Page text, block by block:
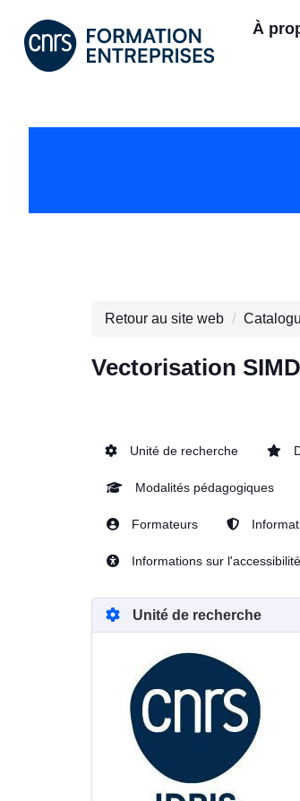
À
Retour au site web
Vectorisation SIMD
Unité de recherche
Modalités pédagogiques
Formateurs
Informations sur l'accessibilité
Unité de recherche